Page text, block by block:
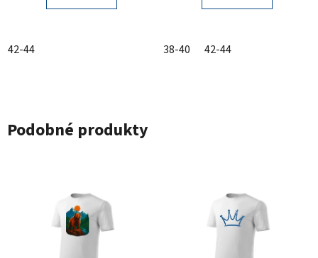
42-44 38-40 42-44
Podobné produkty